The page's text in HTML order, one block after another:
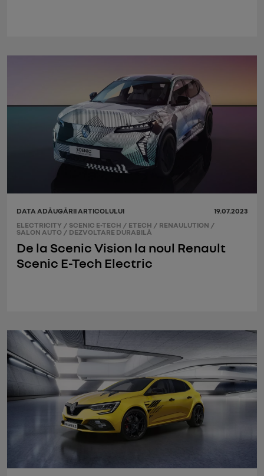
DATA ADĂUGĂRII ARTICOLULUI
19.07.2023
ELECTRICITY / SCENIC E-TECH / ETECH / RENAULUTION /
SALON AUTO / DEZVOLTARE DURABILĂ
De la Scenic Vision la noul Renault
Scenic E-Tech Electric